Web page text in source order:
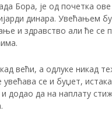
Бора, је од почетка
динара. Увећањем
и здравство али ће се
већи, а одлуке никад
увећава се и буџет,
додао да на наплату